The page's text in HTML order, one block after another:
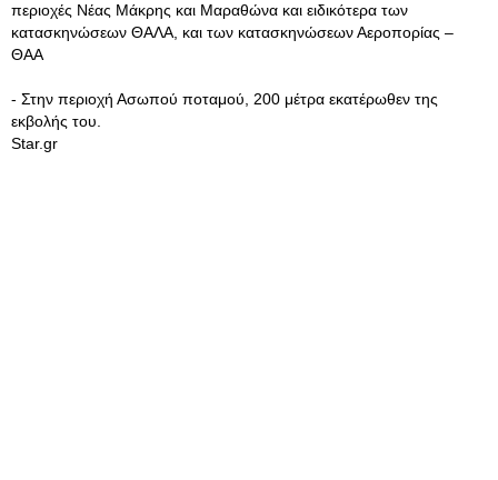
περιοχές Νέας Μάκρης και Μαραθώνα και ειδικότερα των
κατασκηνώσεων ΘΑΛΑ, και των κατασκηνώσεων Αεροπορίας –
ΘΑΑ
- Στην περιοχή Ασωπού ποταμού, 200 μέτρα εκατέρωθεν της
εκβολής του.
Star.gr